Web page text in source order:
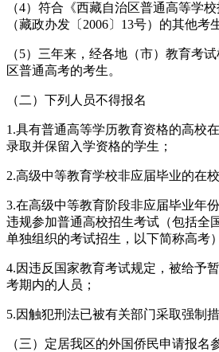
（4）符合《西藏自治区普通高等学
（藏政办发〔2006〕13号）的其他考
（5）三年来，经各地（市）教育考
区普通高考的考生。
（二）下列人员不得报名
1.具有普通高等学历教育资格的高校
录取并保留入学资格的学生；
2.高级中等教育学校非应届毕业的在校
3.在高级中等教育阶段非应届毕业年
违规参加普通高校招生考试（包括全
单独组织的考试招生，以下简称高考
4.因违反国家教育考试规定，被给予
考期内的人员；
5.因触犯刑法已被有关部门采取强制
（三）定居我区的外国侨民申请报名